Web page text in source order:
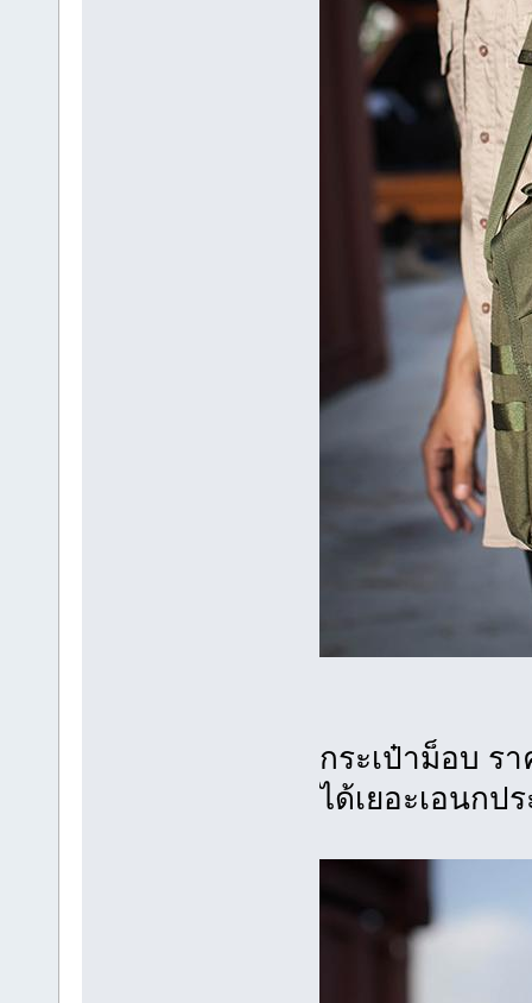
กระเป๋าม็อบ ร
ได้เยอะเอนกป